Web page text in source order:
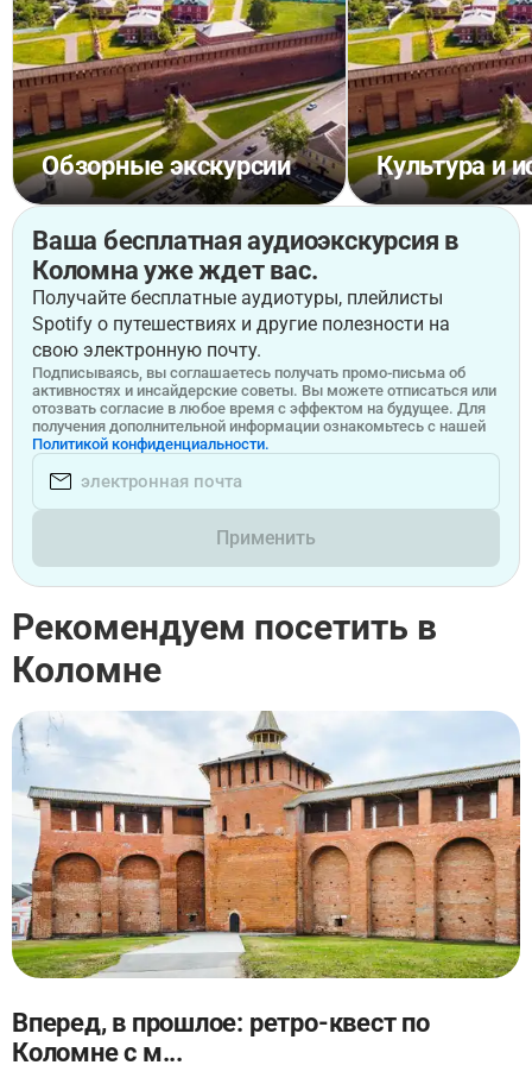
Обзорные экскурсии Культура и
Ваша бесплатная аудиоэкскурсия в
Коломна уже ждет вас.
Получайте бесплатные аудиотуры, плейлисты
Spotify о путешествиях и другие полезности на
свою электронную почту.
Подписываясь, вы соглашаетесь получать промо-письма об
активностях и инсайдерские советы. Вы можете отписаться или
отозвать согласие в любое время с эффектом на будущее. Для
получения дополнительной информации ознакомьтесь с нашей
Политикой конфиденциальности.
Применить
Рекомендуем посетить в
Коломне
Вперед, в прошлое: ретро-квест по
Коломне с м...